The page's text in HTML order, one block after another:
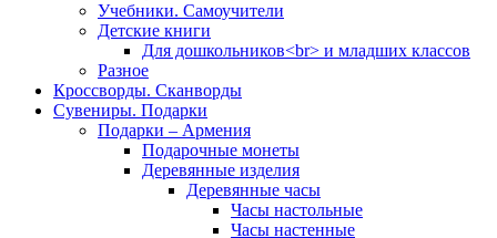
Учебники. Самоучители
Детские книги
Для дошкольников<br> и младших классов
Разное
Кроссворды. Сканворды
Сувениры. Подарки
Подарки – Армения
Подарочные монеты
Деревянные изделия
Деревянные часы
Часы настольные
Часы настенные